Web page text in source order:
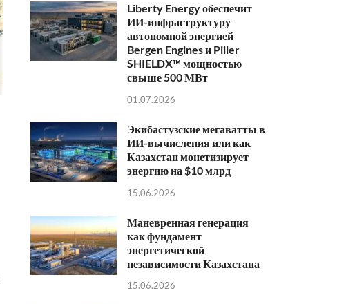
Liberty Energy обеспечит
ИИ-инфраструктуру
автономной энергией
Bergen Engines и Piller
SHIELDX™ мощностью
свыше 500 МВт
01.07.2026
Экибастузские мегаватты в
ИИ-вычисления или как
Казахстан монетизирует
энергию на $10 млрд
15.06.2026
Маневренная генерация
как фундамент
энергетической
независимости Казахстана
15.06.2026